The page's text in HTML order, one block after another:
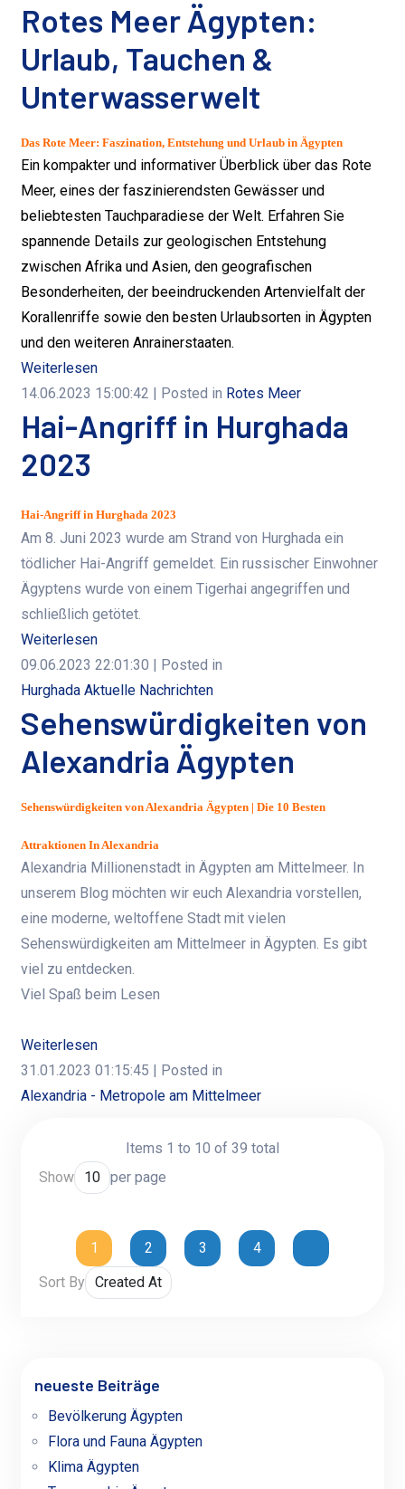
Rotes Meer Ägypten:
Urlaub, Tauchen &
Unterwasserwelt
Das Rote Meer: Faszination, Entstehung und Urlaub in Ägypten
Ein kompakter und informativer Überblick über das Rote
Meer, eines der faszinierendsten Gewässer und
beliebtesten Tauchparadiese der Welt. Erfahren Sie
spannende Details zur geologischen Entstehung
zwischen Afrika und Asien, den geografischen
Besonderheiten, der beeindruckenden Artenvielfalt der
Korallenriffe sowie den besten Urlaubsorten in Ägypten
und den weiteren Anrainerstaaten.
Weiterlesen
14.06.2023 15:00:42 | Posted in Rotes Meer
Hai-Angriff in Hurghada
2023
Hai-Angriff in Hurghada 2023
Am 8. Juni 2023 wurde am Strand von Hurghada ein
tödlicher Hai-Angriff gemeldet. Ein russischer Einwohner
Ägyptens wurde von einem Tigerhai angegriffen und
schließlich getötet.
Weiterlesen
09.06.2023 22:01:30 | Posted in
Hurghada Aktuelle Nachrichten
Sehenswürdigkeiten von
Alexandria Ägypten
Sehenswürdigkeiten von Alexandria Ägypten | Die 10 Besten
Attraktionen In Alexandria
Alexandria Millionenstadt in Ägypten am Mittelmeer. In
unserem Blog möchten wir euch Alexandria vorstellen,
eine moderne, weltoffene Stadt mit vielen
Sehenswürdigkeiten am Mittelmeer in Ägypten. Es gibt
viel zu entdecken.
Viel Spaß beim Lesen
Weiterlesen
31.01.2023 01:15:45 | Posted in
Alexandria - Metropole am Mittelmeer
Items 1 to 10 of 39 total
Show
per page
1 2 3
4
Sort By
neueste Beiträge
Bevölkerung Ägypten
Flora und Fauna Ägypten
Klima Ägypten